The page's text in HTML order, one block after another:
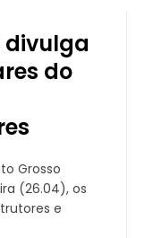
divulga
do
Grosso
(26.04), os
e